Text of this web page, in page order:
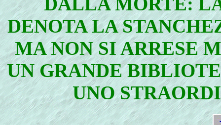
DENOTA LA
MA NON SI ARRESE
UN GRANDE
UNO